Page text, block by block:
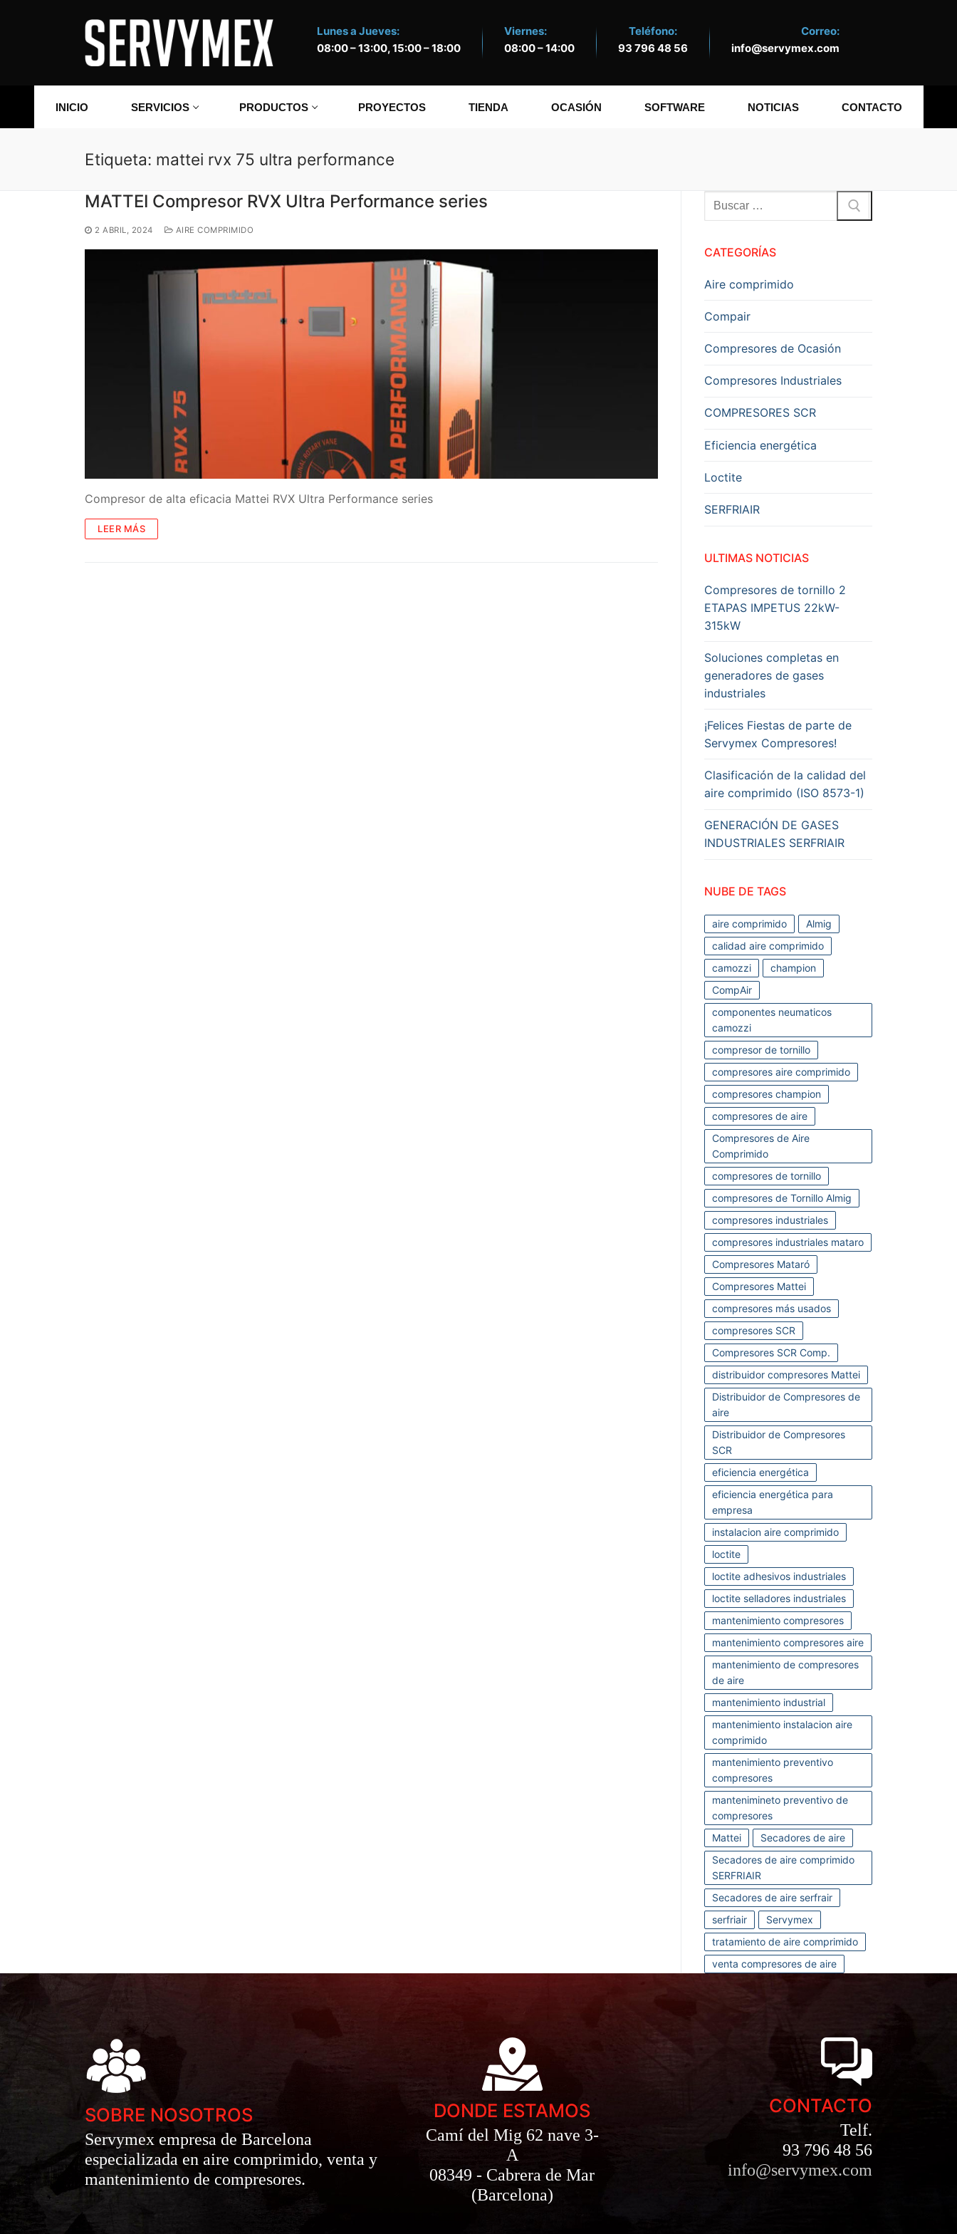
Lunes a Jueves:
08:00 – 13:00, 15:00 – 18:00
Viernes:
08:00 – 14:00
Teléfono:
93 796 48 56
Correo:
info@servymex.com
INICIO SERVICIOS PRODUCTOS PROYECTOS TIENDA OCASIÓN SOFTWARE NOTICIAS CONTACTO
Etiqueta: mattei rvx 75 ultra performance
MATTEI Compresor RVX Ultra Performance series
2 ABRIL, 2024 AIRE COMPRIMIDO
Compresor de alta eficacia Mattei RVX Ultra Performance series
LEER MÁS
Buscar:
CATEGORÍAS
Aire comprimido
Compair
Compresores de Ocasión
Compresores Industriales
COMPRESORES SCR
Eficiencia energética
Loctite
SERFRIAIR
ULTIMAS NOTICIAS
Compresores de tornillo 2
ETAPAS IMPETUS 22kW-
315kW
Soluciones completas en
generadores de gases
industriales
¡Felices Fiestas de parte de
Servymex Compresores!
Clasificación de la calidad del
aire comprimido (ISO 8573-1)
GENERACIÓN DE GASES
INDUSTRIALES SERFRIAIR
NUBE DE TAGS
aire comprimido
Almig
calidad aire comprimido
camozzi
champion
CompAir
componentes neumaticos
camozzi
compresor de tornillo
compresores aire comprimido
compresores champion
compresores de aire
Compresores de Aire
Comprimido
compresores de tornillo
compresores de Tornillo Almig
compresores industriales
compresores industriales mataro
Compresores Mataró
Compresores Mattei
compresores más usados
compresores SCR
Compresores SCR Comp.
distribuidor compresores Mattei
Distribuidor de Compresores de
aire
Distribuidor de Compresores
SCR
eficiencia energética
eficiencia energética para
empresa
instalacion aire comprimido
loctite
loctite adhesivos industriales
loctite selladores industriales
mantenimiento compresores
mantenimiento compresores aire
mantenimiento de compresores
de aire
mantenimiento industrial
mantenimiento instalacion aire
comprimido
mantenimiento preventivo
compresores
mantenimineto preventivo de
compresores
Mattei
Secadores de aire
Secadores de aire comprimido
SERFRIAIR
Secadores de aire serfrair
serfriair
Servymex
tratamiento de aire comprimido
venta compresores de aire
SOBRE NOSOTROS
Servymex empresa de Barcelona
especializada en aire comprimido, venta y
mantenimiento de compresores.
DONDE ESTAMOS
Camí del Mig 62 nave 3-
A
08349 - Cabrera de Mar
(Barcelona)
CONTACTO
Telf.
93 796 48 56
info@servymex.com